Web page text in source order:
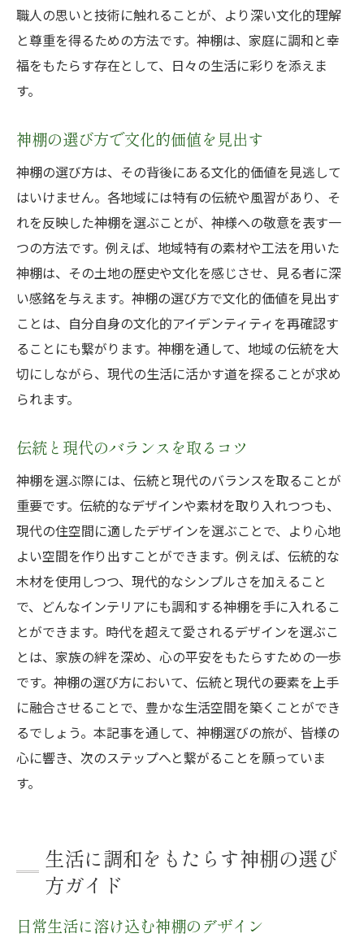
職人の思いと技術に触れることが、より深い文化的理解
と尊重を得るための方法です。神棚は、家庭に調和と幸
福をもたらす存在として、日々の生活に彩りを添えま
す。
神棚の選び方で文化的価値を見出す
神棚の選び方は、その背後にある文化的価値を見逃して
はいけません。各地域には特有の伝統や風習があり、そ
れを反映した神棚を選ぶことが、神様への敬意を表す一
つの方法です。例えば、地域特有の素材や工法を用いた
神棚は、その土地の歴史や文化を感じさせ、見る者に深
い感銘を与えます。神棚の選び方で文化的価値を見出す
ことは、自分自身の文化的アイデンティティを再確認す
ることにも繋がります。神棚を通して、地域の伝統を大
切にしながら、現代の生活に活かす道を探ることが求め
られます。
伝統と現代のバランスを取るコツ
神棚を選ぶ際には、伝統と現代のバランスを取ることが
重要です。伝統的なデザインや素材を取り入れつつも、
現代の住空間に適したデザインを選ぶことで、より心地
よい空間を作り出すことができます。例えば、伝統的な
木材を使用しつつ、現代的なシンプルさを加えること
で、どんなインテリアにも調和する神棚を手に入れるこ
とができます。時代を超えて愛されるデザインを選ぶこ
とは、家族の絆を深め、心の平安をもたらすための一歩
です。神棚の選び方において、伝統と現代の要素を上手
に融合させることで、豊かな生活空間を築くことができ
るでしょう。本記事を通して、神棚選びの旅が、皆様の
心に響き、次のステップへと繋がることを願っていま
す。
生活に調和をもたらす神棚の選び
方ガイド
日常生活に溶け込む神棚のデザイン